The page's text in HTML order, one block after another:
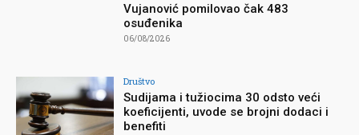
Vujanović pomilovao čak 483
osuđenika
06/08/2026
Društvo
Sudijama i tužiocima 30 odsto veći
koeficijenti, uvode se brojni dodaci i
benefiti